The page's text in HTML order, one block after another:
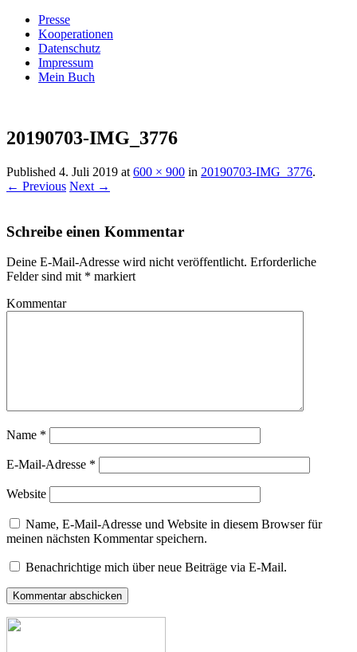
Presse
Kooperationen
Datenschutz
Impressum
Mein Buch
Villa König
20190703-IMG_3776
Published 4. Juli 2019 at 600 × 900 in 20190703-IMG_3776.
← Previous Next →
Schreibe einen Kommentar
Deine E-Mail-Adresse wird nicht veröffentlicht. Erforderliche
Felder sind mit * markiert
Kommentar
Name *
E-Mail-Adresse *
Website
Name, E-Mail-Adresse und Website in diesem Browser für
meinen nächsten Kommentar speichern.
Benachrichtige mich über neue Beiträge via E-Mail.